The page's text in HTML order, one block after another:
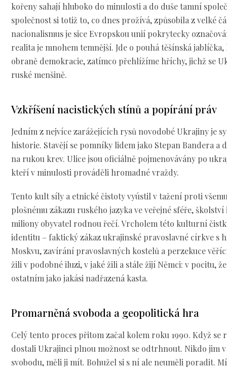
kořeny sahají hluboko do minulosti a do duše tamní
společnost si totiž to, co dnes prožívá, způsobila z velké
nacionalismus je sice Evropskou unií pokrytecky
realita je mnohem temnější. Jde o pouhá těšínská
obraně demokracie, zatímco přehlížíme hříchy, jichž se
ruské menšině.
Vzkříšení nacistických stínů a popírání práv
Jedním z nejvíce zarážejících rysů novodobé Ukrajiny je
historie. Stavějí se pomníky lidem jako Stepan Bandera a
na rukou krev. Ulice jsou oficiálně pojmenovávány po
kteří v minulosti prováděli hromadné vraždy.
Tento kult síly a etnické čistoty vyústil v tažení proti
plošnému zákazu ruského jazyka ve veřejné sféře,
miliony obyvatel rodnou řečí. Vrcholem této kulturní
identitu – faktický zákaz ukrajinské pravoslavné církve s
Moskvu, zavírání pravoslavných kostelů a perzekuce
žili v podobné iluzi, v jaké žili a stále žijí Němci: v pocitu,
ostatním jako jakási nadřazená kasta.
Promarněná svoboda a geopolitická hra
Celý tento proces přitom začal kolem roku 1990. Když se
dostali Ukrajinci plnou možnost se odtrhnout. Nikdo jim
svobodu, měli ji mít. Bohužel si s ní ale neuměli poradit.